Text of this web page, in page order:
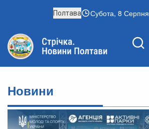
Полтава Субота, 8 Серпня
Новини